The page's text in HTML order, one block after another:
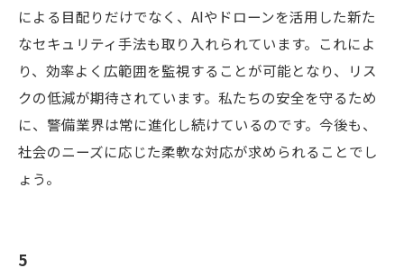
による目配りだけでなく、AIやドローンを活用した新た
なセキュリティ手法も取り入れられています。これによ
り、効率よく広範囲を監視することが可能となり、リス
クの低減が期待されています。私たちの安全を守るため
に、警備業界は常に進化し続けているのです。今後も、
社会のニーズに応じた柔軟な対応が求められることでし
ょう。
5